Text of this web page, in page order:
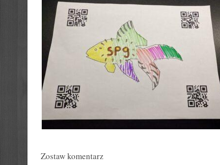
Zostaw komentarz